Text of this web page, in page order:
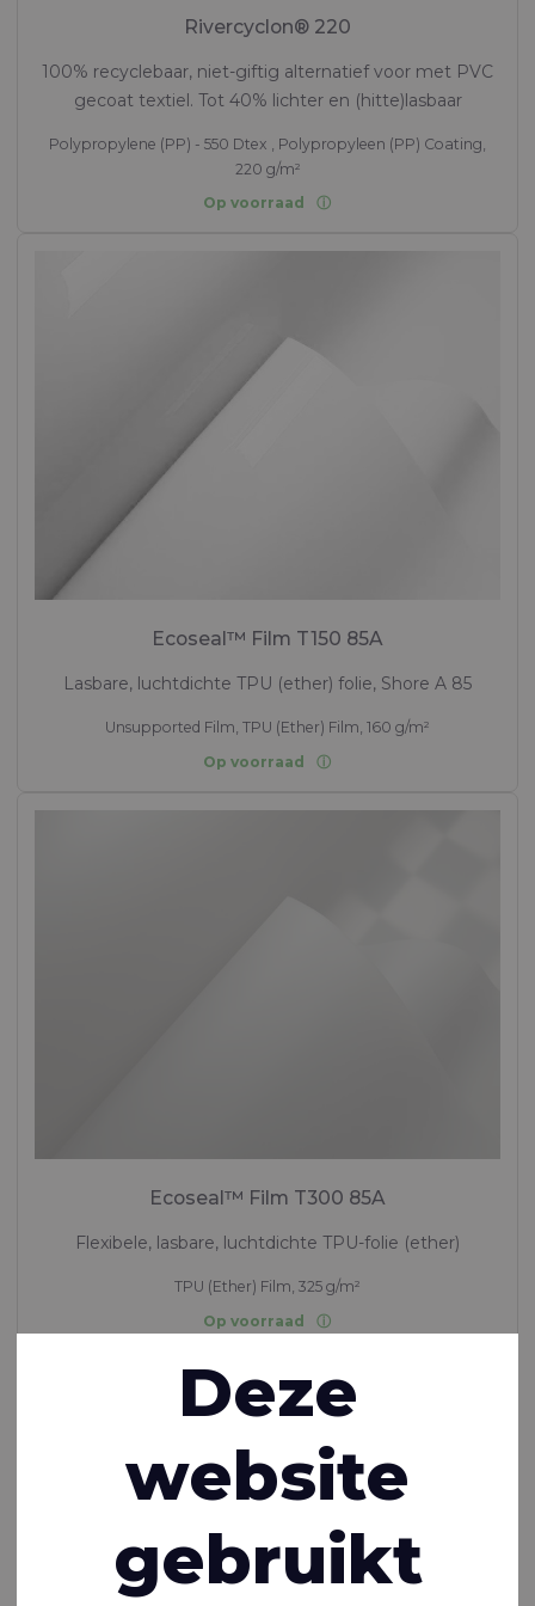
Rivercyclon® 220
100% recyclebaar, niet-giftig alternatief voor met PVC
gecoat textiel. Tot 40% lichter en (hitte)lasbaar
Polypropylene (PP) - 550 Dtex , Polypropyleen (PP) Coating,
220 g/m²
Op voorraad
Ecoseal™ Film T150 85A
Lasbare, luchtdichte TPU (ether) folie, Shore A 85
Unsupported Film, TPU (Ether) Film, 160 g/m²
Op voorraad
Ecoseal™ Film T300 85A
Flexibele, lasbare, luchtdichte TPU-folie (ether)
TPU (Ether) Film, 325 g/m²
Op voorraad
Deze
website
gebruikt